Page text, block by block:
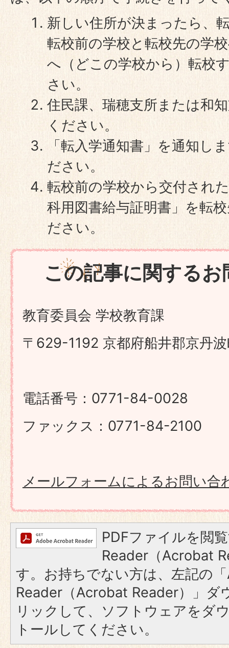
新しい住所が決まったら、
転校前の学校と転校先の学
へ（どこの学校から）転校
さい。
住民課、瑞穂支所または和
ください。
「転入学通知書」を通知し
ださい。
転校前の学校から交付され
科用図書給与証明書」を転
ださい。
この記事に関する
教育委員会 学校教育課
〒629-1192 京都府船井郡京丹
電話番号：0771-84-0028
ファックス：0771-84-2100
メールフォームによるお問い合
PDFファイルを閲
Reader（Acrobat
す。お持ちでない方は、左記の
Reader（Acrobat Reader）」ダ
リックして、ソフトウェアをダ
トールしてください。